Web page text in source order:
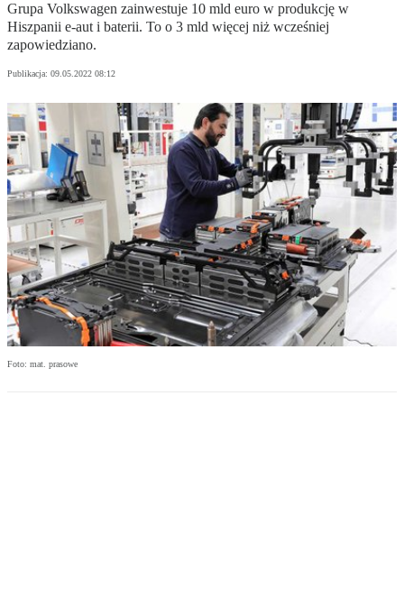
Grupa Volkswagen zainwestuje 10 mld euro w produkcję w
Hiszpanii e-aut i baterii. To o 3 mld więcej niż wcześniej
zapowiedziano.
Publikacja: 09.05.2022 08:12
Foto: mat. prasowe